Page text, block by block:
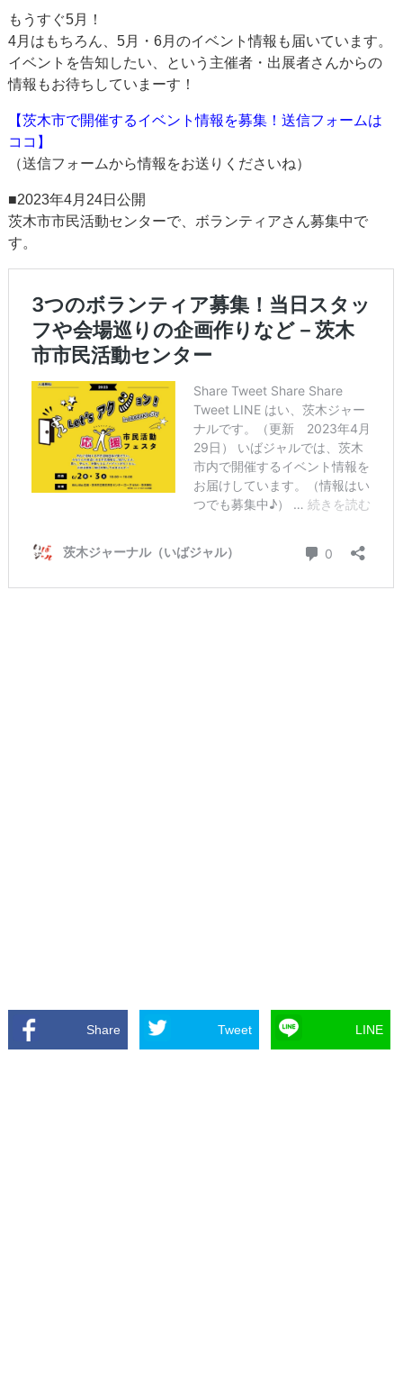
もうすぐ5月！
4月はもちろん、5月・6月のイベント情報も届いています。
イベントを告知したい、という主催者・出展者さんからの
情報もお待ちしていまーす！
【茨木市で開催するイベント情報を募集！送信フォームは
ココ】
（送信フォームから情報をお送りくださいね）
■2023年4月24日公開
茨木市市民活動センターで、ボランティアさん募集中で
す。
Share Tweet LINE